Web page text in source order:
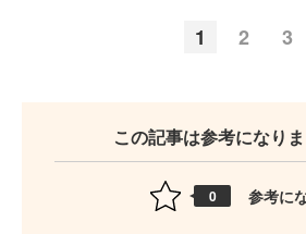
1 2 3
この記事は参考になり
0 参考に